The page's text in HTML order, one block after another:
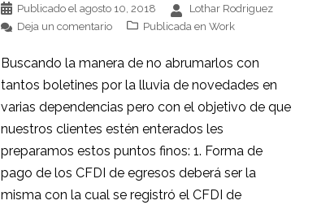
Publicado el agosto 10, 2018
Lothar Rodriguez
Deja un comentario
Publicada en Work
Buscando la manera de no abrumarlos con
tantos boletines por la lluvia de novedades en
varias dependencias pero con el objetivo de que
nuestros clientes estén enterados les
preparamos estos puntos finos: 1. Forma de
pago de los CFDI de egresos deberá ser la
misma con la cual se registró el CFDI de